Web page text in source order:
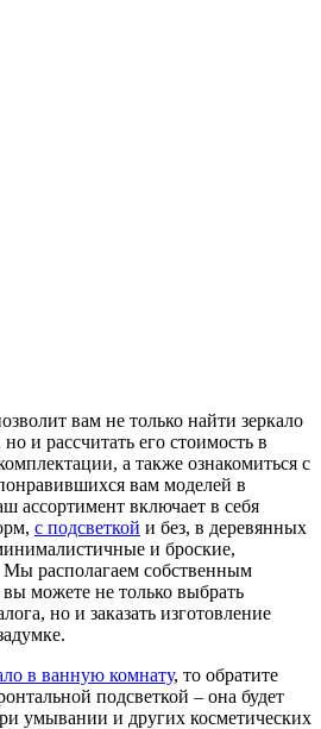
вам не только найти зеркало
и рассчитать его стоимость в
а также ознакомиться с
вам моделей в
ассортимент включает в себя
с подсветкой и без, в деревянных
и броские,
располагаем собственным
можете не только выбрать
но и заказать изготовление
в ванную комнату, то обратите
подсветкой – она будет
умывании и других косметических